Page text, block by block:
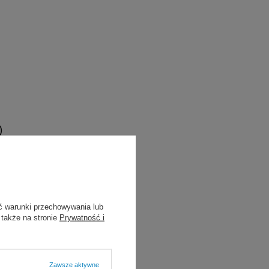
itd.)
warunki przechowywania lub
na stronie Prywatność i
Zawsze aktywne